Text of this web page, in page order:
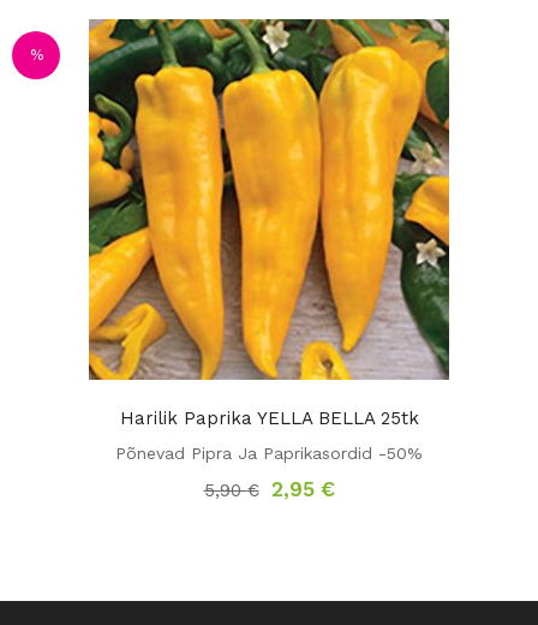
%
Harilik Paprika YELLA BELLA 25tk
Põnevad Pipra Ja Paprikasordid -50%
5,90€ Algne
hind
2,95 €Praegune